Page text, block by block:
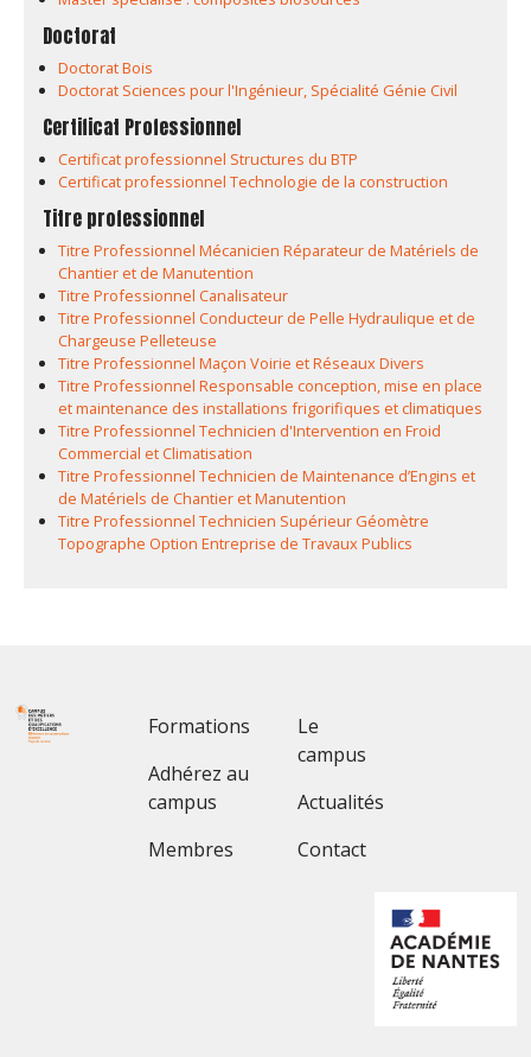
Doctorat
Doctorat Bois
Doctorat Sciences pour l'Ingénieur, Spécialité Génie Civil
Certificat Professionnel
Certificat professionnel Structures du BTP
Certificat professionnel Technologie de la construction
Titre professionnel
Titre Professionnel Mécanicien Réparateur de Matériels de
Chantier et de Manutention
Titre Professionnel Canalisateur
Titre Professionnel Conducteur de Pelle Hydraulique et de
Chargeuse Pelleteuse
Titre Professionnel Maçon Voirie et Réseaux Divers
Titre Professionnel Responsable conception, mise en place
et maintenance des installations frigorifiques et climatiques
Titre Professionnel Technicien d'Intervention en Froid
Commercial et Climatisation
Titre Professionnel Technicien de Maintenance d’Engins et
de Matériels de Chantier et Manutention
Titre Professionnel Technicien Supérieur Géomètre
Topographe Option Entreprise de Travaux Publics
Footer 1
Formations
Adhérez au
campus
Membres
Footer 2
Le
campus
Actualités
Contact